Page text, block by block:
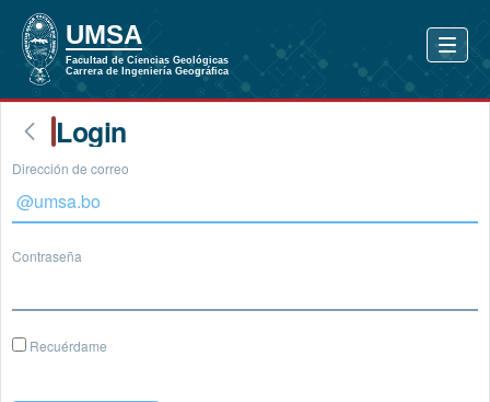
Login
Dirección de correo
Contraseña
Recuérdame